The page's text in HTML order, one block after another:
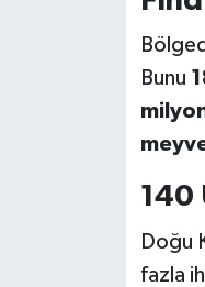
Bunu
140
Doğu
fazla